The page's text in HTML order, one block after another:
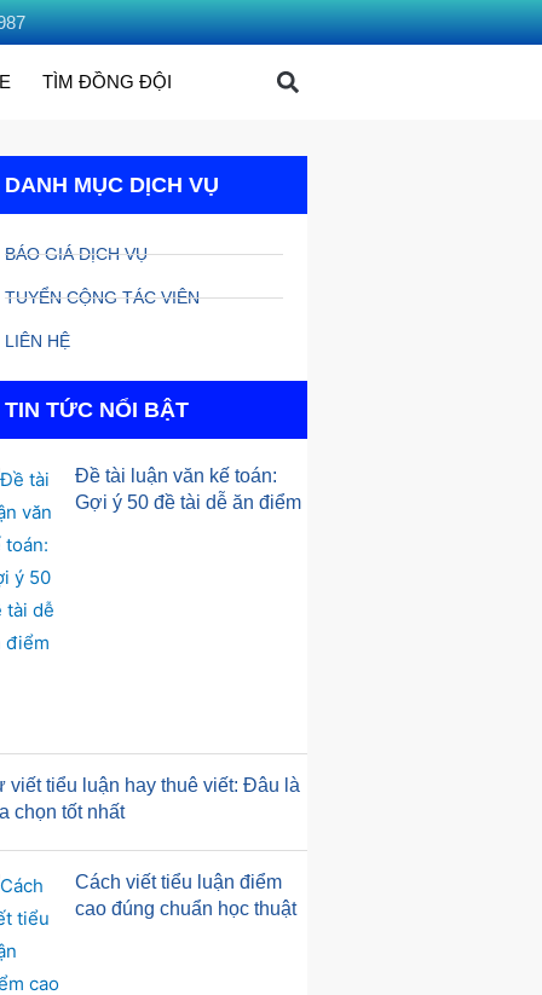
TÌM ĐỒNG ĐỘI
DANH MỤC DỊCH VỤ
BÁO GIÁ DỊCH VỤ
TUYỂN CỘNG TÁC VIÊN
LIÊN HỆ
TIN TỨC NỔI BẬT
Đề tài luận văn kế toán:
Gợi ý 50 đề tài dễ ăn điểm
viết tiểu luận hay thuê viết: Đâu là
chọn tốt nhất
Cách viết tiểu luận điểm
cao đúng chuẩn học thuật